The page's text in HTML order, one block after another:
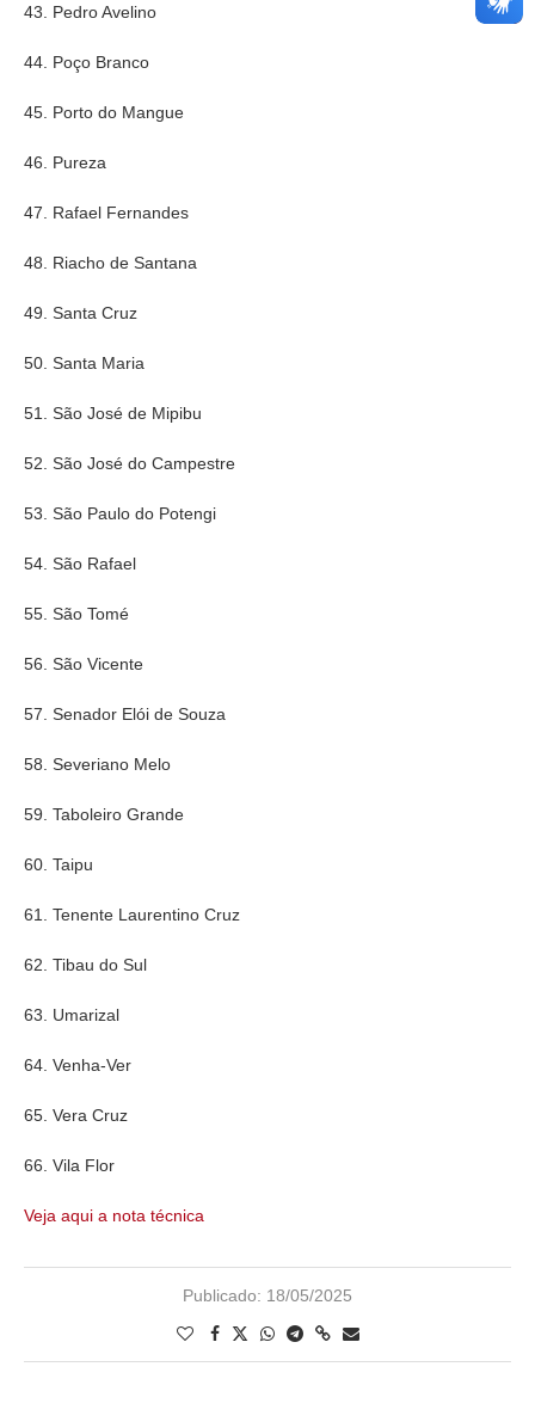
43. Pedro Avelino
44. Poço Branco
45. Porto do Mangue
46. Pureza
47. Rafael Fernandes
48. Riacho de Santana
49. Santa Cruz
50. Santa Maria
51. São José de Mipibu
52. São José do Campestre
53. São Paulo do Potengi
54. São Rafael
55. São Tomé
56. São Vicente
57. Senador Elói de Souza
58. Severiano Melo
59. Taboleiro Grande
60. Taipu
61. Tenente Laurentino Cruz
62. Tibau do Sul
63. Umarizal
64. Venha-Ver
65. Vera Cruz
66. Vila Flor
Veja aqui a nota técnica
Publicado: 18/05/2025